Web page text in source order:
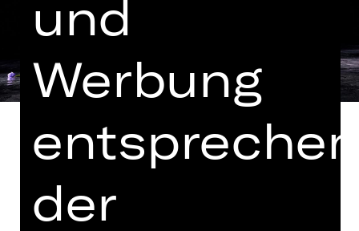
Zwei Freunde, eine Sehnsucht: Jack
führt auf dem Land ein vorbildliches
und
Werbung
der